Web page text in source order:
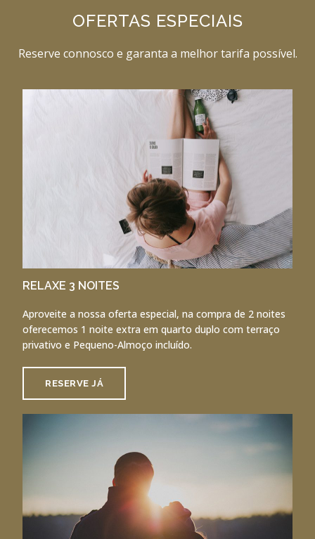
OFERTAS ESPECIAIS
Reserve connosco e garanta a melhor tarifa possível.
RELAXE 3 NOITES
Aproveite a nossa oferta especial, na compra de 2 noites
oferecemos 1 noite extra em quarto duplo com terraço
privativo e Pequeno-Almoço incluído.
RESERVE JÁ